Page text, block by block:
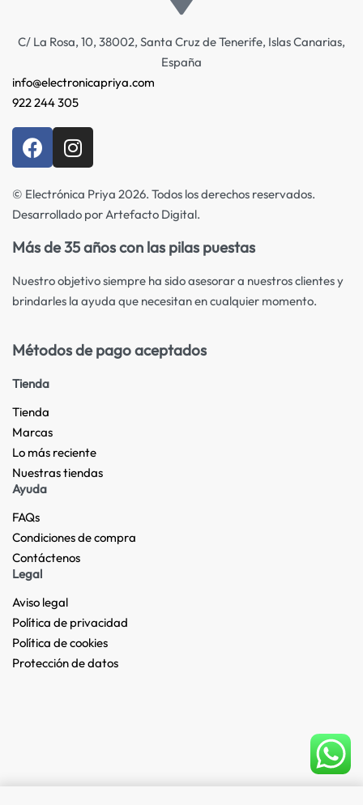
C/ La Rosa, 10, 38002, Santa Cruz de Tenerife, Islas Canarias,
España
info@electronicapriya.com
922 244 305
© Electrónica Priya 2026. Todos los derechos reservados.
Desarrollado por Artefacto Digital.
Más de 35 años con las pilas puestas
Nuestro objetivo siempre ha sido asesorar a nuestros clientes y
brindarles la ayuda que necesitan en cualquier momento.
Métodos de pago aceptados
Tienda
Tienda
Marcas
Lo más reciente​
Nuestras tiendas​
Ayuda
FAQs
Condiciones de compra
Contáctenos
Legal
Aviso legal
Política de privacidad
Política de cookies
Protección de datos